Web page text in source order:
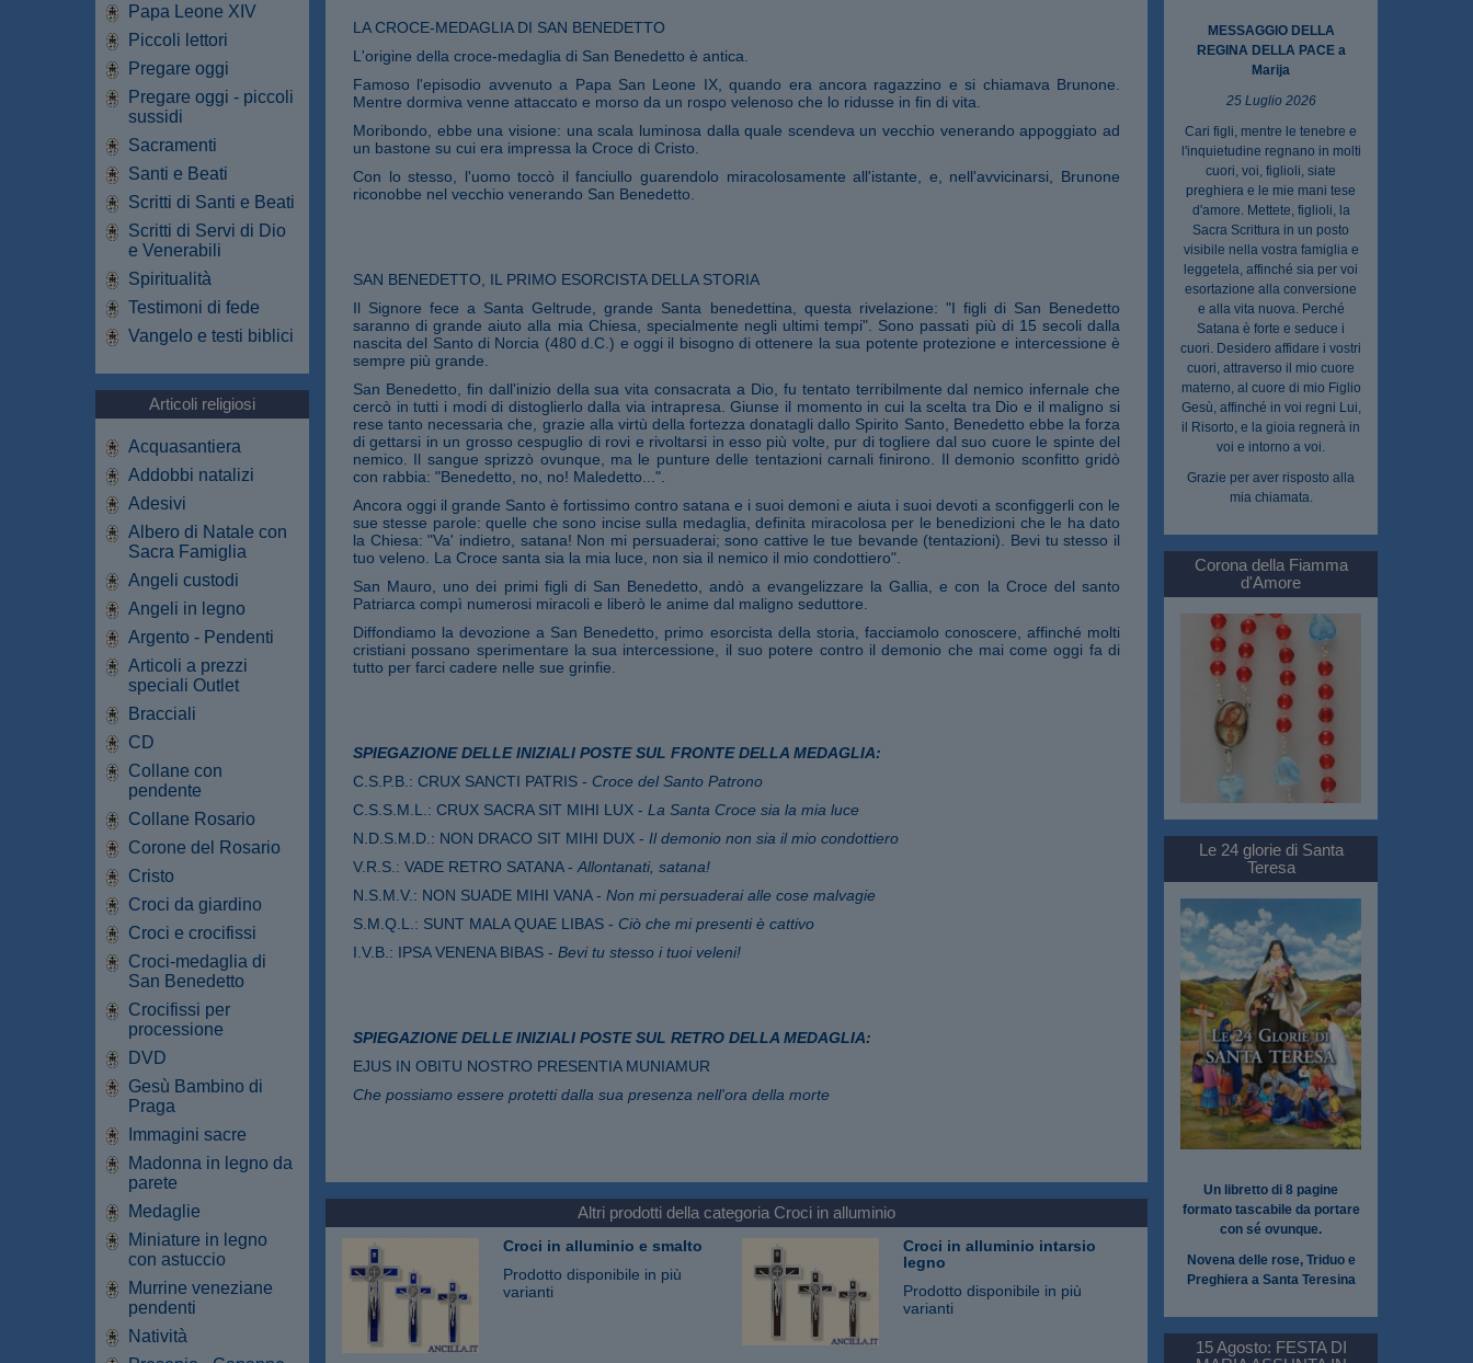
Papa Leone XIV
Piccoli lettori
Pregare oggi
Pregare oggi - piccoli
sussidi
Sacramenti
Santi e Beati
Scritti di Santi e Beati
Scritti di Servi di Dio
e Venerabili
Spiritualità
Testimoni di fede
Vangelo e testi biblici
Articoli religiosi
Acquasantiera
Addobbi natalizi
Adesivi
Albero di Natale con
Sacra Famiglia
Angeli custodi
Angeli in legno
Argento - Pendenti
Articoli a prezzi
speciali Outlet
Bracciali
CD
Collane con
pendente
Collane Rosario
Corone del Rosario
Cristo
Croci da giardino
Croci e crocifissi
Croci-medaglia di
San Benedetto
Crocifissi per
processione
DVD
Gesù Bambino di
Praga
Immagini sacre
Madonna in legno da
parete
Medaglie
Miniature in legno
con astuccio
Murrine veneziane
pendenti
Natività
LA CROCE-MEDAGLIA DI SAN BENEDETTO
L'origine della croce-medaglia di San Benedetto è antica.
Famoso l'episodio avvenuto a Papa San Leone IX, quando era ancora ragazzino e si chiamava Brunone.
Mentre dormiva venne attaccato e morso da un rospo velenoso che lo ridusse in fin di vita.
Moribondo, ebbe una visione: una scala luminosa dalla quale scendeva un vecchio venerando appoggiato ad
un bastone su cui era impressa la Croce di Cristo.
Con lo stesso, l'uomo toccò il fanciullo guarendolo miracolosamente all'istante, e, nell'avvicinarsi, Brunone
riconobbe nel vecchio venerando San Benedetto.
SAN BENEDETTO, IL PRIMO ESORCISTA DELLA STORIA
Il Signore fece a Santa Geltrude, grande Santa benedettina, questa rivelazione: "I figli di San Benedetto
saranno di grande aiuto alla mia Chiesa, specialmente negli ultimi tempi". Sono passati più di 15 secoli dalla
nascita del Santo di Norcia (480 d.C.) e oggi il bisogno di ottenere la sua potente protezione e intercessione è
sempre più grande.
San Benedetto, fin dall'inizio della sua vita consacrata a Dio, fu tentato terribilmente dal nemico infernale che
cercò in tutti i modi di distoglierlo dalla via intrapresa. Giunse il momento in cui la scelta tra Dio e il maligno si
rese tanto necessaria che, grazie alla virtù della fortezza donatagli dallo Spirito Santo, Benedetto ebbe la forza
di gettarsi in un grosso cespuglio di rovi e rivoltarsi in esso più volte, pur di togliere dal suo cuore le spinte del
nemico. Il sangue sprizzò ovunque, ma le punture delle tentazioni carnali finirono. Il demonio sconfitto gridò
con rabbia: "Benedetto, no, no! Maledetto...".
Ancora oggi il grande Santo è fortissimo contro satana e i suoi demoni e aiuta i suoi devoti a sconfiggerli con le
sue stesse parole: quelle che sono incise sulla medaglia, definita miracolosa per le benedizioni che le ha dato
la Chiesa: "Va' indietro, satana! Non mi persuaderai; sono cattive le tue bevande (tentazioni). Bevi tu stesso il
tuo veleno. La Croce santa sia la mia luce, non sia il nemico il mio condottiero".
San Mauro, uno dei primi figli di San Benedetto, andò a evangelizzare la Gallia, e con la Croce del santo
Patriarca compì numerosi miracoli e liberò le anime dal maligno seduttore.
Diffondiamo la devozione a San Benedetto, primo esorcista della storia, facciamolo conoscere, affinché molti
cristiani possano sperimentare la sua intercessione, il suo potere contro il demonio che mai come oggi fa di
tutto per farci cadere nelle sue grinfie.
SPIEGAZIONE DELLE INIZIALI POSTE SUL FRONTE DELLA MEDAGLIA:
C.S.P.B.: CRUX SANCTI PATRIS - Croce del Santo Patrono
C.S.S.M.L.: CRUX SACRA SIT MIHI LUX - La Santa Croce sia la mia luce
N.D.S.M.D.: NON DRACO SIT MIHI DUX - Il demonio non sia il mio condottiero
V.R.S.: VADE RETRO SATANA - Allontanati, satana!
N.S.M.V.: NON SUADE MIHI VANA - Non mi persuaderai alle cose malvagie
S.M.Q.L.: SUNT MALA QUAE LIBAS - Ciò che mi presenti è cattivo
I.V.B.: IPSA VENENA BIBAS - Bevi tu stesso i tuoi veleni!
SPIEGAZIONE DELLE INIZIALI POSTE SUL RETRO DELLA MEDAGLIA:
EJUS IN OBITU NOSTRO PRESENTIA MUNIAMUR
Che possiamo essere protetti dalla sua presenza nell'ora della morte
Altri prodotti della categoria Croci in alluminio
Croci in alluminio e smalto
Prodotto disponibile in più
varianti
Croci in alluminio intarsio
legno
Prodotto disponibile in più
varianti
MESSAGGIO DELLA
REGINA DELLA PACE a
Marija
25 Luglio 2026
Cari figli, mentre le tenebre e
l'inquietudine regnano in molti
cuori, voi, figlioli, siate
preghiera e le mie mani tese
d'amore. Mettete, figlioli, la
Sacra Scrittura in un posto
visibile nella vostra famiglia e
leggetela, affinché sia per voi
esortazione alla conversione
e alla vita nuova. Perché
Satana è forte e seduce i
cuori. Desidero affidare i vostri
cuori, attraverso il mio cuore
materno, al cuore di mio Figlio
Gesù, affinché in voi regni Lui,
il Risorto, e la gioia regnerà in
voi e intorno a voi.
Grazie per aver risposto alla
mia chiamata.
Corona della Fiamma
d'Amore
Le 24 glorie di Santa
Teresa
Un libretto di 8 pagine
formato tascabile da portare
con sé ovunque.
Novena delle rose, Triduo e
Preghiera a Santa Teresina
15 Agosto: FESTA DI